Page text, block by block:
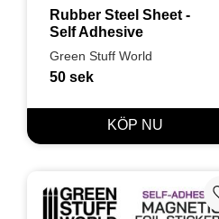
Rubber Steel Sheet -
Self Adhesive
Green Stuff World
50 sek